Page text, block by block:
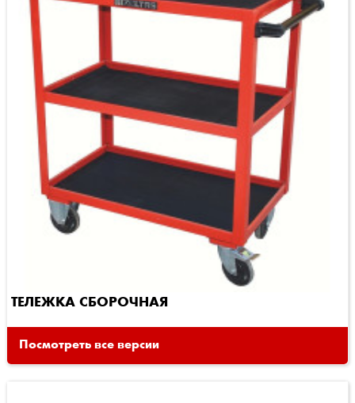
ТЕЛЕЖКА СБОРОЧНАЯ
Посмотреть все версии